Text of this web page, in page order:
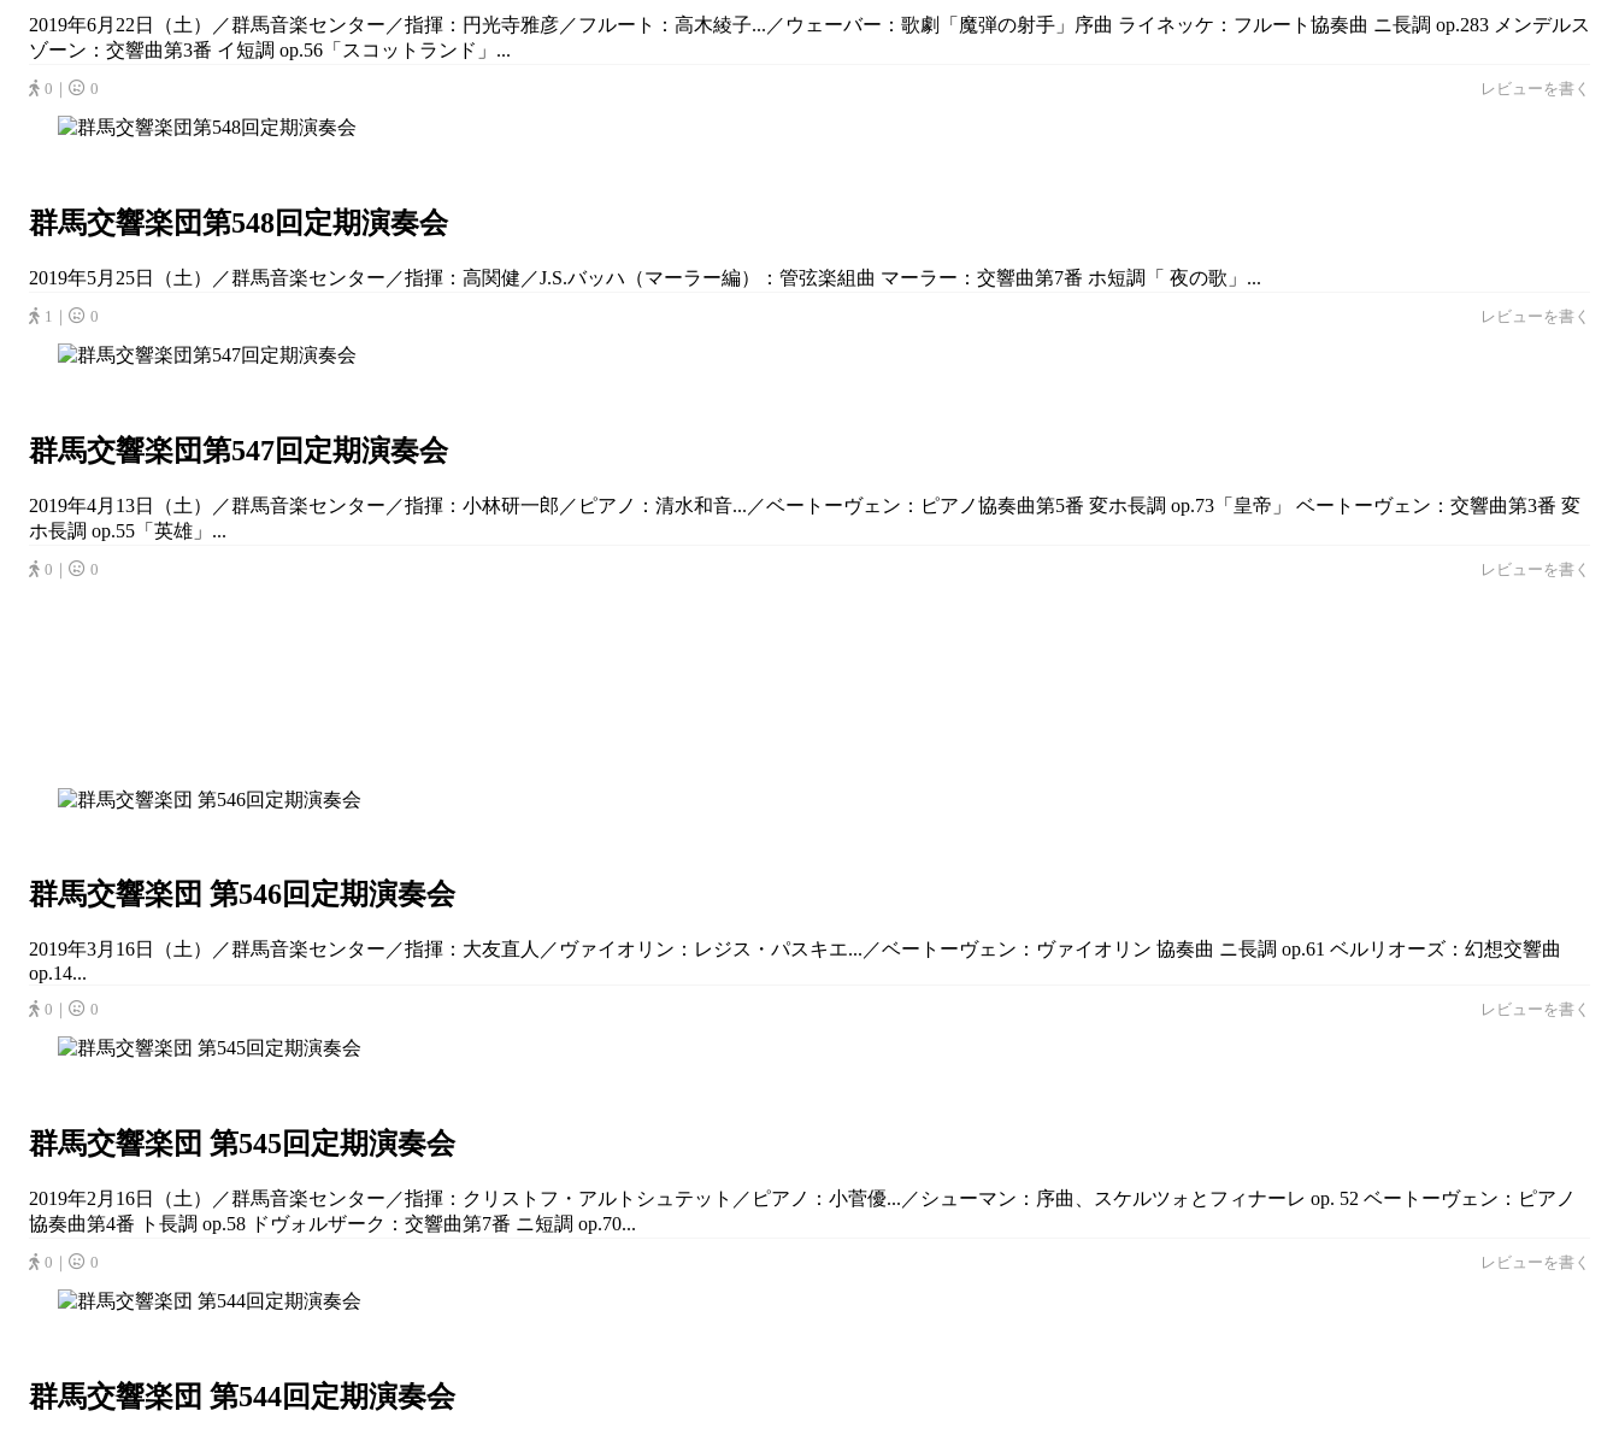
2019年6月22日（土）／群馬音楽センター／指揮：円光寺雅彦／フルート：高木綾子...／ウェーバー：歌劇「魔弾の射手」序曲 ライネッケ：フルート協奏曲 ニ長調 op.283 メンデルス
ゾーン：交響曲第3番 イ短調 op.56「スコットランド」...
0｜ 0 レビューを書く
群馬交響楽団第548回定期演奏会
2019年5月25日（土）／群馬音楽センター／指揮：高関健／J.S.バッハ（マーラー編）：管弦楽組曲 マーラー：交響曲第7番 ホ短調「 夜の歌」...
1｜ 0 レビューを書く
群馬交響楽団第547回定期演奏会
2019年4月13日（土）／群馬音楽センター／指揮：小林研一郎／ピアノ：清水和音...／ベートーヴェン：ピアノ協奏曲第5番 変ホ長調 op.73「皇帝」 ベートーヴェン：交響曲第3番 変
ホ長調 op.55「英雄」...
0｜ 0 レビューを書く
群馬交響楽団 第546回定期演奏会
2019年3月16日（土）／群馬音楽センター／指揮：大友直人／ヴァイオリン：レジス・パスキエ...／ベートーヴェン：ヴァイオリン 協奏曲 ニ長調 op.61 ベルリオーズ：幻想交響曲
op.14...
0｜ 0 レビューを書く
群馬交響楽団 第545回定期演奏会
2019年2月16日（土）／群馬音楽センター／指揮：クリストフ・アルトシュテット／ピアノ：小菅優...／シューマン：序曲、スケルツォとフィナーレ op. 52 ベートーヴェン：ピアノ
協奏曲第4番 ト長調 op.58 ドヴォルザーク：交響曲第7番 ニ短調 op.70...
0｜ 0 レビューを書く
群馬交響楽団 第544回定期演奏会